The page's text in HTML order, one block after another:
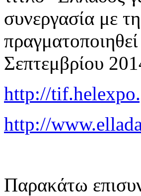
συνεργασία με
Σεπτεμβρίου
http://
http://
Παρακάτω